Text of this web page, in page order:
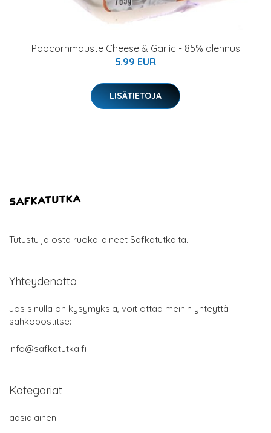
Popcornmauste Cheese & Garlic - 85% alennus
5.99 EUR
LISÄTIETOJA
Tutustu ja osta ruoka-aineet Safkatutkalta.
Yhteydenotto
Jos sinulla on kysymyksiä, voit ottaa meihin yhteyttä
sähköpostitse:
info@safkatutka.fi
Kategoriat
aasialainen